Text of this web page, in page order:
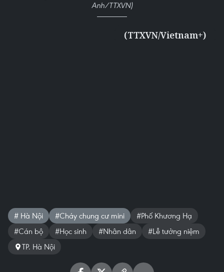
Anh/TTXVN)
(TTXVN/Vietnam+)
# Hà Nội #Cháy chung cư mini
#Phố Khương Hạ
#Cán bộ
#Học sinh #Nhân dân
#Lễ tưởng niệm
TP. Hà Nội